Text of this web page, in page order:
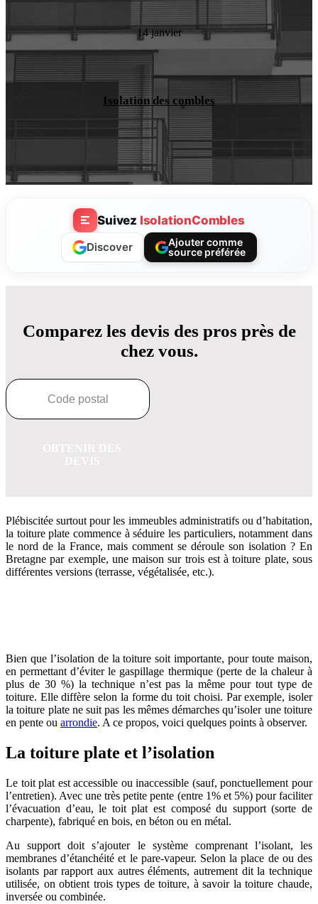
14 janvier
Isolation des combles
Suivez IsolationCombles
Discover
Ajouter comme
source préférée
Comparez les devis des pros près de
chez vous.
Plébiscitée surtout pour les immeubles administratifs ou d’habitation,
la toiture plate commence à séduire les particuliers, notamment dans
le nord de la France, mais comment se déroule son isolation ? En
Bretagne par exemple, une maison sur trois est à toiture plate, sous
différentes versions (terrasse, végétalisée, etc.).
Bien que l’isolation de la toiture soit importante, pour toute maison,
en permettant d’éviter le gaspillage thermique (perte de la chaleur à
plus de 30 %) la technique n’est pas la même pour tout type de
toiture. Elle diffère selon la forme du toit choisi. Par exemple, isoler
la toiture plate ne suit pas les mêmes démarches qu’isoler une toiture
en pente ou arrondie. A ce propos, voici quelques points à observer.
La toiture plate et l’isolation
Le toit plat est accessible ou inaccessible (sauf, ponctuellement pour
l’entretien). Avec une très petite pente (entre 1% et 5%) pour faciliter
l’évacuation d’eau, le toit plat est composé du support (sorte de
charpente), fabriqué en bois, en béton ou en métal.
Au support doit s’ajouter le système comprenant l’isolant, les
membranes d’étanchéité et le pare-vapeur. Selon la place de ou des
isolants par rapport aux autres éléments, autrement dit la technique
utilisée, on obtient trois types de toiture, à savoir la toiture chaude,
inversée ou combinée.